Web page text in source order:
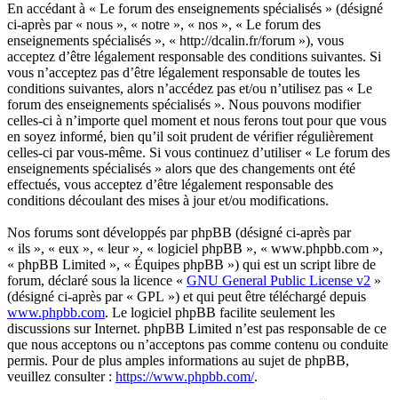
En accédant à « Le forum des enseignements spécialisés » (désigné
ci-après par « nous », « notre », « nos », « Le forum des
enseignements spécialisés », « http://dcalin.fr/forum »), vous
acceptez d’être légalement responsable des conditions suivantes. Si
vous n’acceptez pas d’être légalement responsable de toutes les
conditions suivantes, alors n’accédez pas et/ou n’utilisez pas « Le
forum des enseignements spécialisés ». Nous pouvons modifier
celles-ci à n’importe quel moment et nous ferons tout pour que vous
en soyez informé, bien qu’il soit prudent de vérifier régulièrement
celles-ci par vous-même. Si vous continuez d’utiliser « Le forum des
enseignements spécialisés » alors que des changements ont été
effectués, vous acceptez d’être légalement responsable des
conditions découlant des mises à jour et/ou modifications.
Nos forums sont développés par phpBB (désigné ci-après par
« ils », « eux », « leur », « logiciel phpBB », « www.phpbb.com »,
« phpBB Limited », « Équipes phpBB ») qui est un script libre de
forum, déclaré sous la licence « GNU General Public License v2 »
(désigné ci-après par « GPL ») et qui peut être téléchargé depuis
www.phpbb.com. Le logiciel phpBB facilite seulement les
discussions sur Internet. phpBB Limited n’est pas responsable de ce
que nous acceptons ou n’acceptons pas comme contenu ou conduite
permis. Pour de plus amples informations au sujet de phpBB,
veuillez consulter : https://www.phpbb.com/.